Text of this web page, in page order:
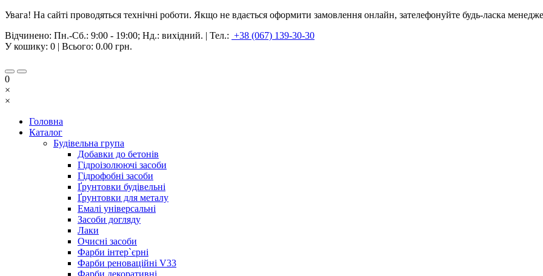
Увага! На сайті проводяться технічні роботи. Якщо не вдається оформити замовлення онлайн, зателефонуйте будь-ласка
Відчинено: Пн.-Сб.: 9:00 - 19:00; Нд.: вихідний. | Тел.: +38 (067) 139-30-30
У кошику: 0 | Всього: 0.00 грн.
0
×
×
Головна
Каталог
Будівельна група
Добавки до бетонів
Гідроізолюючі засоби
Гідрофобні засоби
Ґрунтовки будівельні
Ґрунтовки для металу
Емалі універсальні
Засоби догляду
Лаки
Очисні засоби
Фарби інтер`єрні
Фарби реноваційні V33
Фарби декоративні